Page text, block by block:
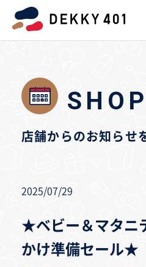
店舗からのお知らせ
2025/07/29
★ベビー＆マタニ
かけ準備セール★